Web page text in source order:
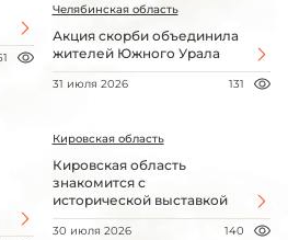
Челябинская область
Акция скорби объединила
жителей Южного Урала
31 июля 2026 131
Кировская область
Кировская область
знакомится с
исторической выставкой
30 июля 2026 140